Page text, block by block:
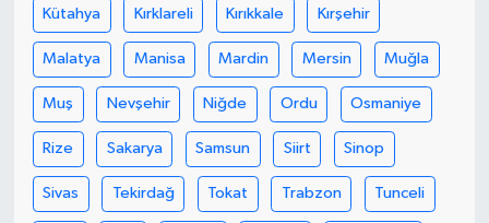
Kütahya Kırklareli Kırıkkale Kırşehir
Malatya Manisa Mardin Mersin Muğla
Muş Nevşehir Niğde Ordu Osmaniye
Rize Sakarya Samsun Siirt Sinop
Sivas Tekirdağ Tokat Trabzon Tunceli
KİM KİMDİR
ÇEK GÖNDER
KİTAP
HEDEF2020